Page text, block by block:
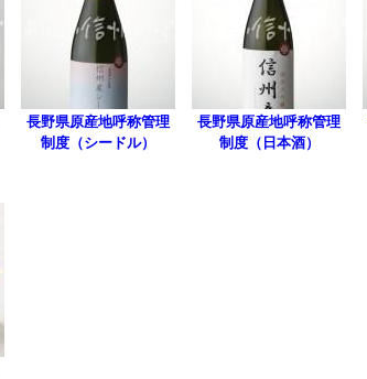
長野県原産地呼称管理
制度（シードル）
長野県原産地呼称管理
制度（日本酒）